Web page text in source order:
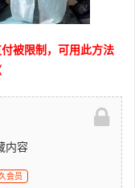
被限制，可用此方法
内容
会员